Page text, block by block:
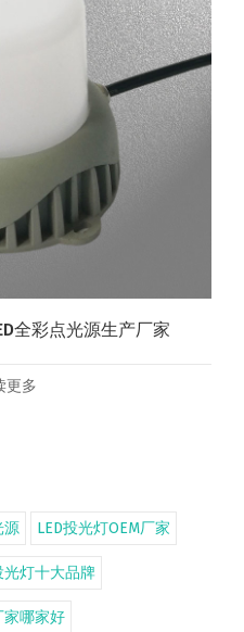
全彩点光源生产厂家
更多
源 LED投光灯OEM厂家
光灯十大品牌
家哪家好